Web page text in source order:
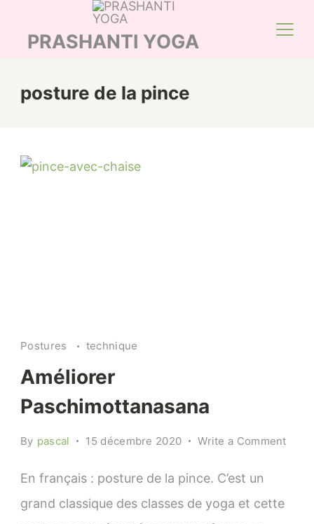
PRASHANTI YOGA
posture de la pince
avec
une
Postures technique
Améliorer
Paschimottanasana
By pascal 15 décembre 2020 Write a Commenton
En français : posture de la pince. C’est un
grand classique des classes de yoga et cette